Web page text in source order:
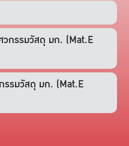
วกรรมวัสดุ มก. (Mat.E
รรมวัสดุ มก. (Mat.E